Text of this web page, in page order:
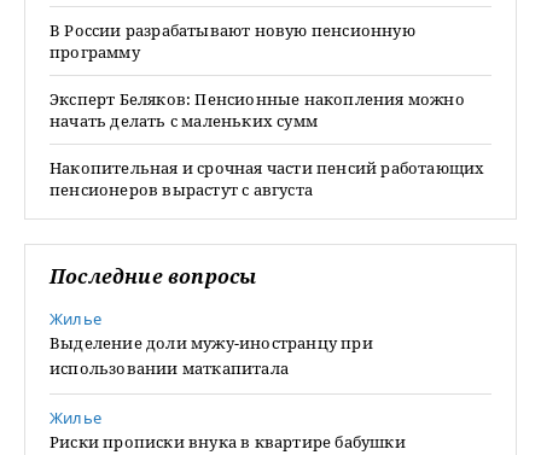
В России разрабатывают новую пенсионную
программу
Эксперт Беляков: Пенсионные накопления можно
начать делать с маленьких сумм
Накопительная и срочная части пенсий работающих
пенсионеров вырастут с августа
Последние вопросы
Жилье
Выделение доли мужу-иностранцу при
использовании маткапитала
Жилье
Риски прописки внука в квартире бабушки